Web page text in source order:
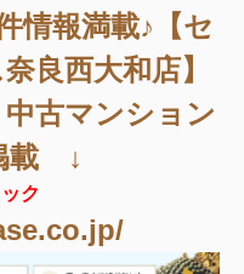
情報満載♪【セ
良西大和店】
古マンション
載 ↓
ク